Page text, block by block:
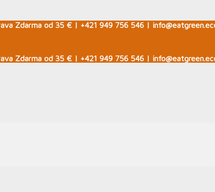
Zdarma od 35 € | +421 949 756 546 |
Zdarma od 35 € | +421 949 756 546 |